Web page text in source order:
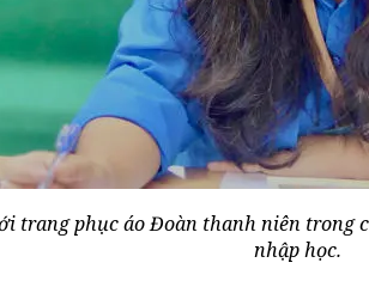
trang phục áo Đoàn thanh niên trong
nhập học.